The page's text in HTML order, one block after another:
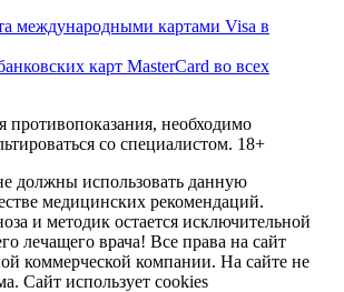
противопоказания, необходимо
со специалистом. 18+
должны использовать данную
медицинских рекомендаций.
и методик остается исключительной
лечащего врача! Все права на сайт
коммерческой компании. На сайте не
Сайт использует cookies